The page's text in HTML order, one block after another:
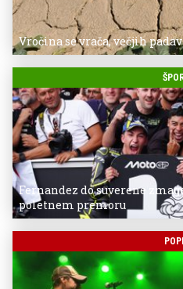
Vročina se vrača, večjih
Fernandez do suverene
poletnem premoru